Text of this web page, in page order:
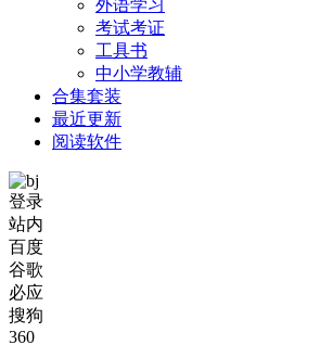
外语学习
考试考证
工具书
中小学教辅
合集套装
最近更新
阅读软件
登录
站内
百度
谷歌
必应
搜狗
360